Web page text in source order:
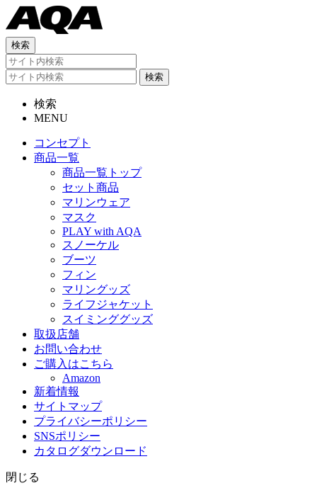
検索
MENU
コンセプト
商品一覧
商品一覧トップ
セット商品
マリンウェア
マスク
PLAY with AQA
スノーケル
ブーツ
フィン
マリングッズ
ライフジャケット
スイミンググッズ
取扱店舗
お問い合わせ
ご購入はこちら
Amazon
新着情報
サイトマップ
プライバシーポリシー
SNSポリシー
カタログダウンロード
閉じる